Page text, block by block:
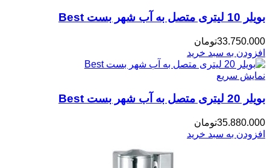
بویلر 10 لیتری متصل به آب شهر بست Best
33.750.000تومان
افزودن به سبد خرید
نمایش سریع
بویلر 20 لیتری متصل به آب شهر بست Best
35.880.000تومان
افزودن به سبد خرید